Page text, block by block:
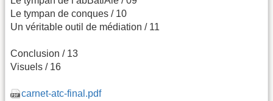
Le tympan de conques / 10
Un véritable outil de médiation / 11
Conclusion / 13
Visuels / 16
carnet-atc-final.pdf